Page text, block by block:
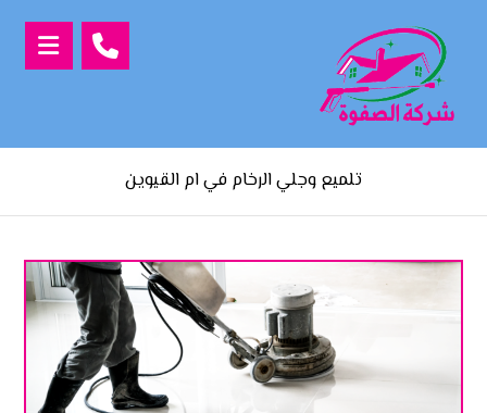
تلميع وجلي الرخام في ام القيوين